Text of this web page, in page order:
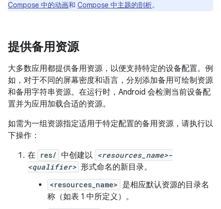
Compose 中的动画和 Compose 中主题的剖析。
提供备用资源
大多数应用都提供备用资源，以便支持特定的设备配置。例
如，对于不同的屏幕密度和语言，分别添加备用可绘制资源
和备用字符串资源。在运行时，Android 会检测当前设备配
置并为应用加载合适的资源。
如需为一组资源指定适用于特定配置的备用资源，请执行以
下操作：
在 res/ 中创建以 <resources_name>-
<qualifier> 形式命名的新目录。
<resources_name> 是相应默认资源的目录名
称（如表 1 中所定义）。